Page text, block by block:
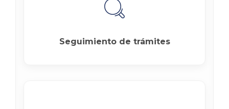
Seguimiento de trámites